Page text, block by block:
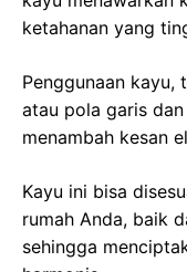
ketahanan yang
Penggunaan
atau pola garis
menambah kesan
Kayu ini bisa
rumah Anda, baik
sehingga